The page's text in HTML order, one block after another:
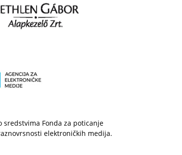
sredstvima Fonda za poticanje
elektroničkih medija.